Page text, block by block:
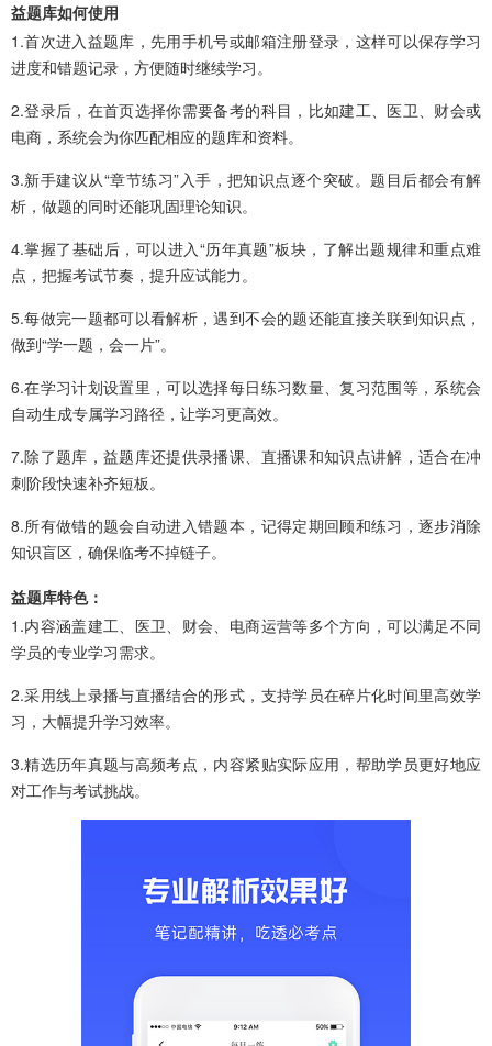
益题库如何使用
1.首次进入益题库，先用手机号或邮箱注册登录，这样可以保存学习
进度和错题记录，方便随时继续学习。
2.登录后，在首页选择你需要备考的科目，比如建工、医卫、财会或
电商，系统会为你匹配相应的题库和资料。
3.新手建议从“章节练习”入手，把知识点逐个突破。题目后都会有解
析，做题的同时还能巩固理论知识。
4.掌握了基础后，可以进入“历年真题”板块，了解出题规律和重点难
点，把握考试节奏，提升应试能力。
5.每做完一题都可以看解析，遇到不会的题还能直接关联到知识点，
做到“学一题，会一片”。
6.在学习计划设置里，可以选择每日练习数量、复习范围等，系统会
自动生成专属学习路径，让学习更高效。
7.除了题库，益题库还提供录播课、直播课和知识点讲解，适合在冲
刺阶段快速补齐短板。
8.所有做错的题会自动进入错题本，记得定期回顾和练习，逐步消除
知识盲区，确保临考不掉链子。
益题库特色：
1.内容涵盖建工、医卫、财会、电商运营等多个方向，可以满足不同
学员的专业学习需求。
2.采用线上录播与直播结合的形式，支持学员在碎片化时间里高效学
习，大幅提升学习效率。
3.精选历年真题与高频考点，内容紧贴实际应用，帮助学员更好地应
对工作与考试挑战。